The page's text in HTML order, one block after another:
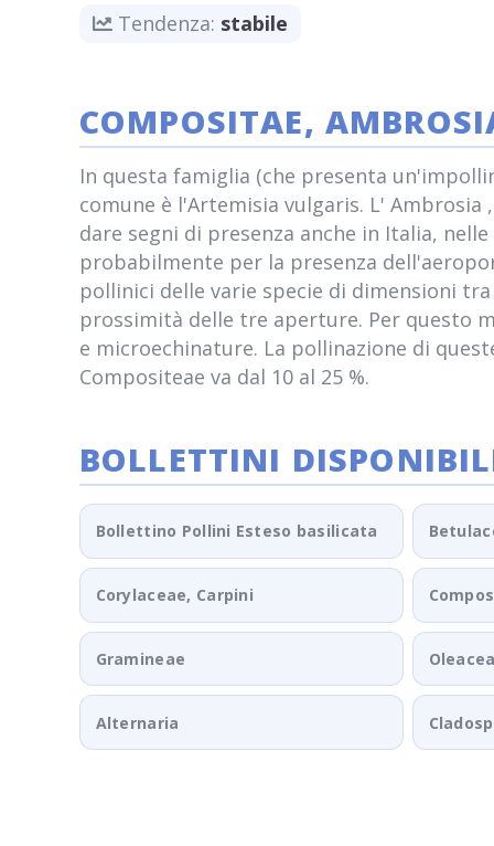
Tendenza: stabile
COMPOSITAE,
In questa famiglia (che presenta
comune è l'Artemisia vulgaris. L'
dare segni di presenza anche in Italia,
probabilmente per la presenza
pollinici delle varie specie di dimensioni
prossimità delle tre aperture. Per questo
e microechinature. La pollinazione di
Compositeae va dal 10 al 25 %.
BOLLETTINI
Bollettino Pollini Esteso basilicata
Corylaceae, Carpini
Gramineae
Alternaria